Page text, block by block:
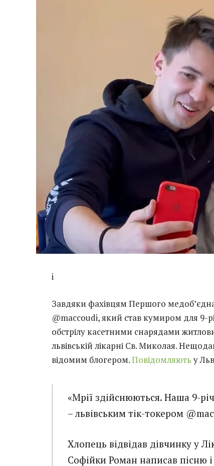
i
Завдяки фахівцям Першого
@maccoudi, який став кумиром для 9-
обстрілу касетними снарядами
львівській лікарні Св. Миколая.
відомим блогером.Повідомляють у
«Мрії здійснюються. Наша 9-
– львівським тік-токером
Хлопець відвідав дівчинку у
Софійки Роман написав пісню і